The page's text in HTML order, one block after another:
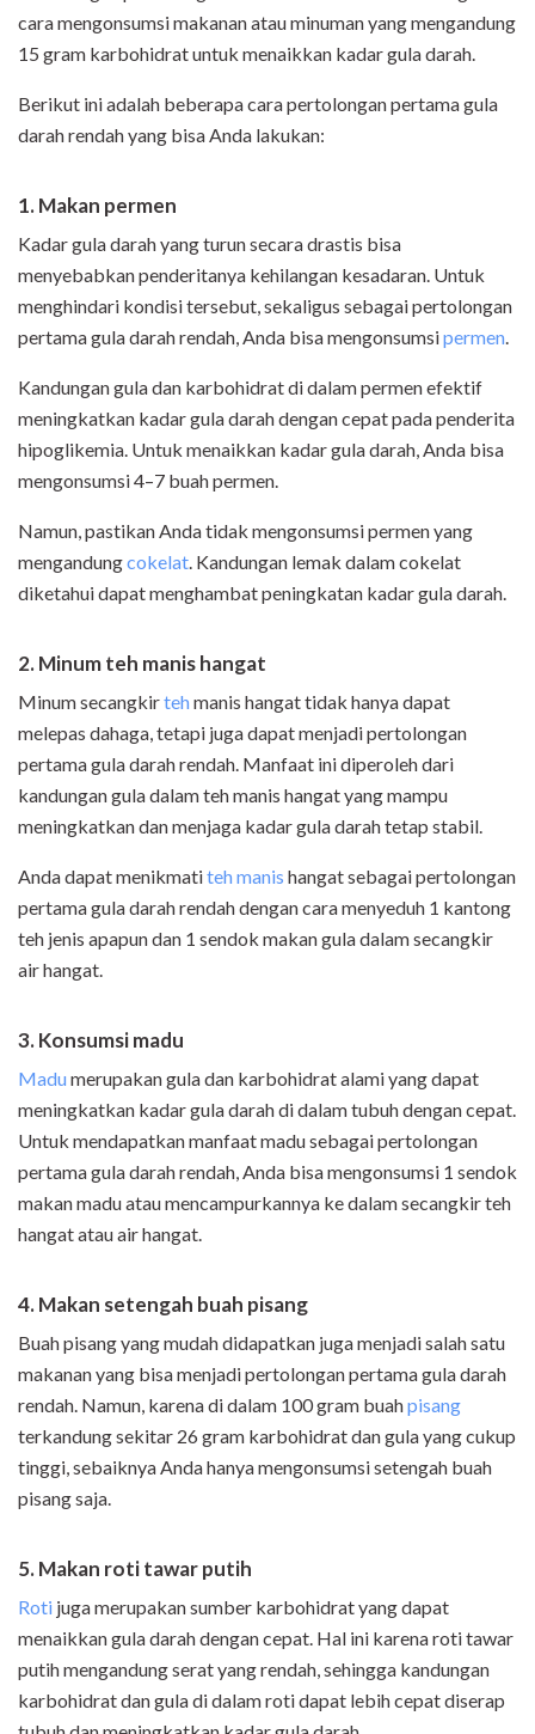
cara mengonsumsi makanan atau minuman yang mengandung
15 gram karbohidrat untuk menaikkan kadar gula darah.
Berikut ini adalah beberapa cara pertolongan pertama gula
darah rendah yang bisa Anda lakukan:
1. Makan permen
Kadar gula darah yang turun secara drastis bisa
menyebabkan penderitanya kehilangan kesadaran. Untuk
menghindari kondisi tersebut, sekaligus sebagai pertolongan
pertama gula darah rendah, Anda bisa mengonsumsipermen.
Kandungan gula dan karbohidrat di dalam permen efektif
meningkatkan kadar gula darah dengan cepat pada penderita
hipoglikemia. Untuk menaikkan kadar gula darah, Anda bisa
mengonsumsi 4–7 buah permen.
Namun, pastikan Anda tidak mengonsumsi permen yang
mengandungcokelat. Kandungan lemak dalam cokelat
diketahui dapat menghambat peningkatan kadar gula darah.
2. Minum teh manis hangat
Minum secangkirtehmanis hangat tidak hanya dapat
melepas dahaga, tetapi juga dapat menjadi pertolongan
pertama gula darah rendah. Manfaat ini diperoleh dari
kandungan gula dalam teh manis hangat yang mampu
meningkatkan dan menjaga kadar gula darah tetap stabil.
Anda dapat menikmatiteh manis hangat sebagai pertolongan
pertama gula darah rendah dengan cara menyeduh 1 kantong
teh jenis apapun dan 1 sendok makan gula dalam secangkir
air hangat.
3. Konsumsi madu
Madumerupakan gula dan karbohidrat alami yang dapat
meningkatkan kadar gula darah di dalam tubuh dengan cepat.
Untuk mendapatkan manfaat madu sebagai pertolongan
pertama gula darah rendah, Anda bisa mengonsumsi 1 sendok
makan madu atau mencampurkannya ke dalam secangkir teh
hangat atau air hangat.
4. Makan setengah buah pisang
Buah pisang yang mudah didapatkan juga menjadi salah satu
makanan yang bisa menjadi pertolongan pertama gula darah
rendah. Namun, karena di dalam 100 gram buahpisang
terkandung sekitar 26 gram karbohidrat dan gula yang cukup
tinggi, sebaiknya Anda hanya mengonsumsi setengah buah
pisang saja.
5. Makan roti tawar putih
Roti juga merupakan sumber karbohidrat yang dapat
menaikkan gula darah dengan cepat. Hal ini karena roti tawar
putih mengandung serat yang rendah, sehingga kandungan
karbohidrat dan gula di dalam roti dapat lebih cepat diserap